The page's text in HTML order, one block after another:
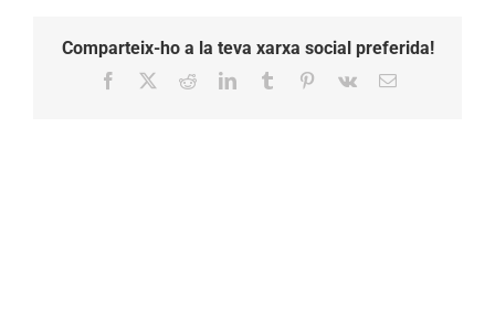
Comparteix-ho a la teva xarxa social preferida!
Facebook RedditLinkedInTumblr Pinterest
Vk Email: